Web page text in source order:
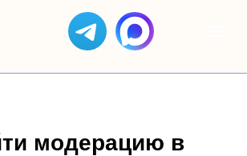
модерацию в